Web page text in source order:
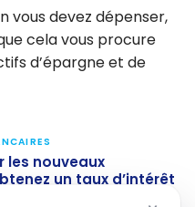
vous devez dépenser,
cela vous procure
d’épargne et de
les nouveaux
un taux d’intérêt